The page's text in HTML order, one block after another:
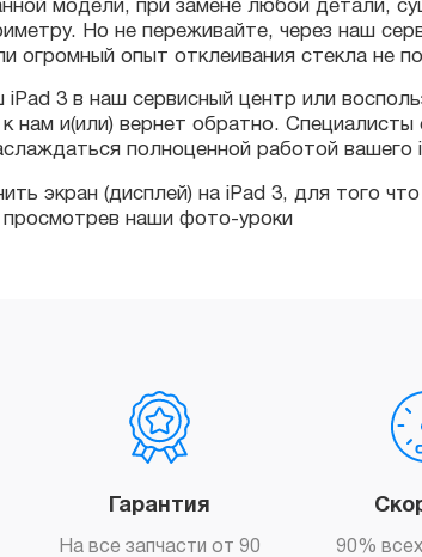
3 в наш сервисный центр или
и(или) вернет обратно. Специалисты
полноценной работой вашего
экран (дисплей) на iPad 3, для того что
наши фото-уроки
Гарантия
На все запчасти от 90
90%